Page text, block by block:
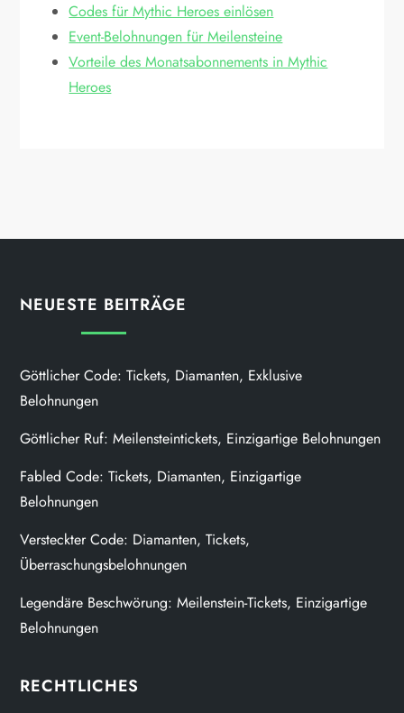
Codes für Mythic Heroes einlösen
Event-Belohnungen für Meilensteine
Vorteile des Monatsabonnements in Mythic
Heroes
NEUESTE BEITRÄGE
Göttlicher Code: Tickets, Diamanten, Exklusive
Belohnungen
Göttlicher Ruf: Meilensteintickets, Einzigartige Belohnungen
Fabled Code: Tickets, Diamanten, Einzigartige
Belohnungen
Versteckter Code: Diamanten, Tickets,
Überraschungsbelohnungen
Legendäre Beschwörung: Meilenstein-Tickets, Einzigartige
Belohnungen
RECHTLICHES